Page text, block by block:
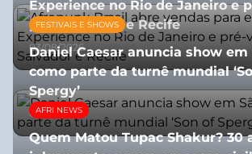
Experience no Rio de Janeiro e
para Salvador e Recife
03/08/2026
FESTIVAIS E SHOWS
Daniel Caesar anuncia show em
como parte da turnê mundial
Spergy’
05/08/2026
AFRI NEWS
Quem Matou Tupac Shakur? 30